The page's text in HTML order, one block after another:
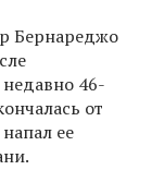
Бернареджо
46-
от
ее